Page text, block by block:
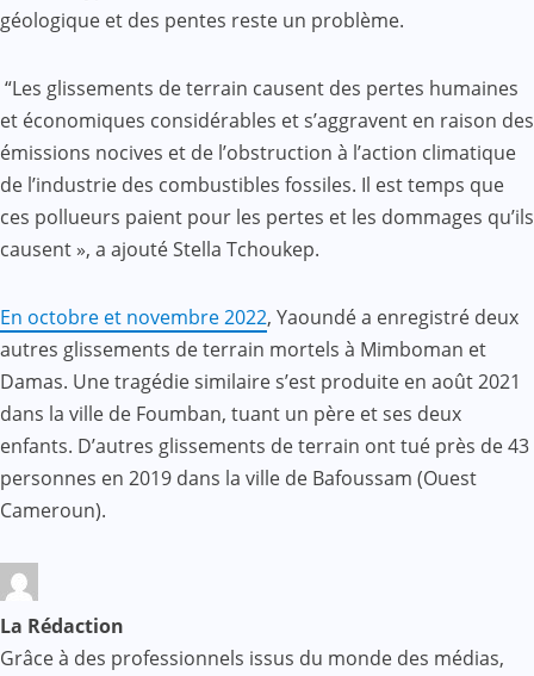
géologique et des pentes reste un problème.
“Les glissements de terrain causent des pertes humaines
et économiques considérables et s’aggravent en raison des
émissions nocives et de l’obstruction à l’action climatique
de l’industrie des combustibles fossiles. Il est temps que
ces pollueurs paient pour les pertes et les dommages qu’ils
causent », a ajouté Stella Tchoukep.
En octobre et novembre 2022, Yaoundé a enregistré deux
autres glissements de terrain mortels à Mimboman et
Damas. Une tragédie similaire s’est produite en août 2021
dans la ville de Foumban, tuant un père et ses deux
enfants. D’autres glissements de terrain ont tué près de 43
personnes en 2019 dans la ville de Bafoussam (Ouest
Cameroun).
La Rédaction
Grâce à des professionnels issus du monde des médias,